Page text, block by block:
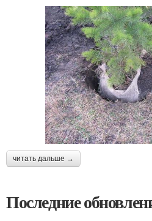
читать дальше →
Последние